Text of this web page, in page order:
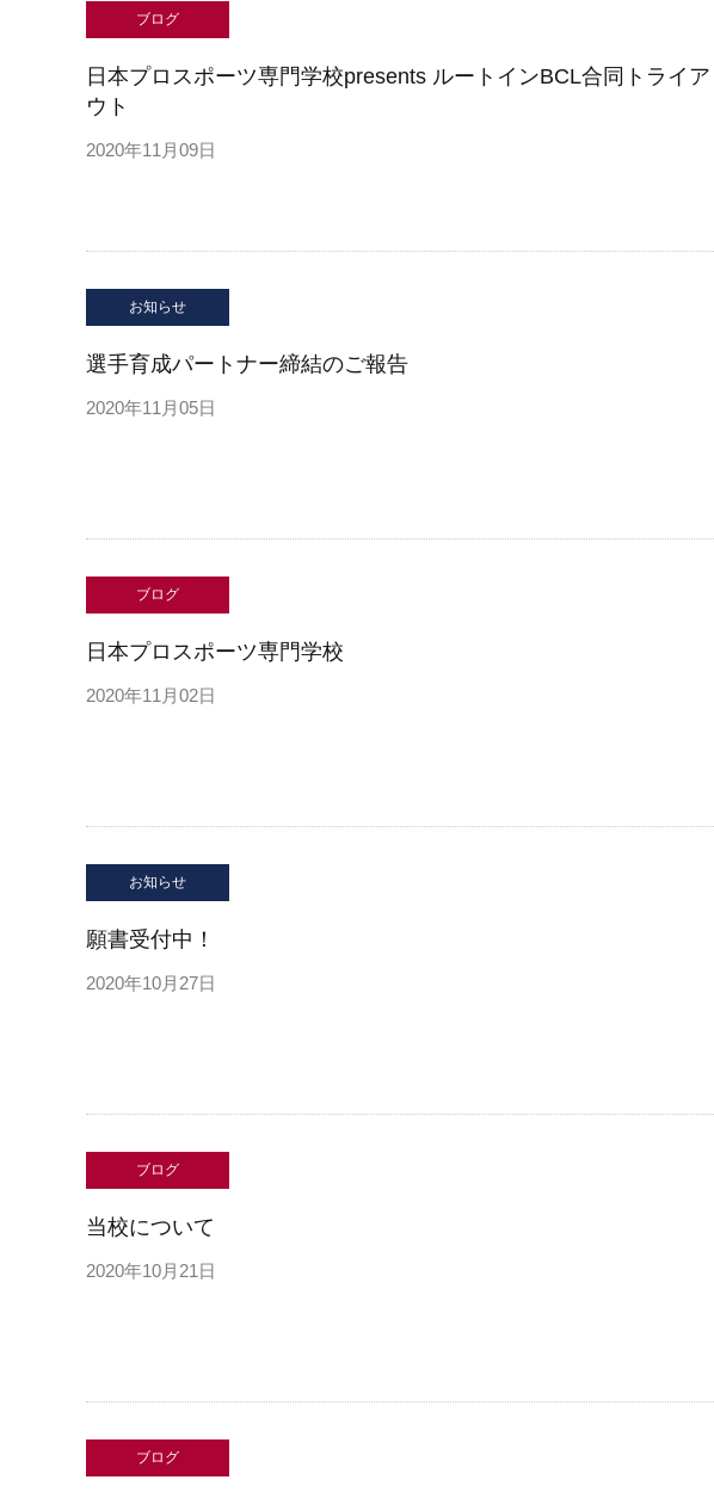
ブログ
日本プロスポーツ専門学校presents ルートインBCL合同トライア
ウト
2020年11月09日
お知らせ
選手育成パートナー締結のご報告
2020年11月05日
ブログ
日本プロスポーツ専門学校
2020年11月02日
お知らせ
願書受付中！
2020年10月27日
ブログ
当校について
2020年10月21日
ブログ